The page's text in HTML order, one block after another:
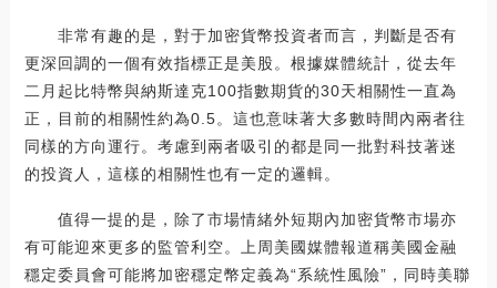
非常有趣的是，對于加密貨幣投資者而言，判斷是否有
更深回調的一個有效指標正是美股。根據媒體統計，從去年
二月起比特幣與納斯達克100指數期貨的30天相關性一直為
正，目前的相關性約為0.5。這也意味著大多數時間內兩者往
同樣的方向運行。考慮到兩者吸引的都是同一批對科技著迷
的投資人，這樣的相關性也有一定的邏輯。
值得一提的是，除了市場情緒外短期內加密貨幣市場亦
有可能迎來更多的監管利空。上周美國媒體報道稱美國金融
穩定委員會可能將加密穩定幣定義為“系統性風險”，同時美聯